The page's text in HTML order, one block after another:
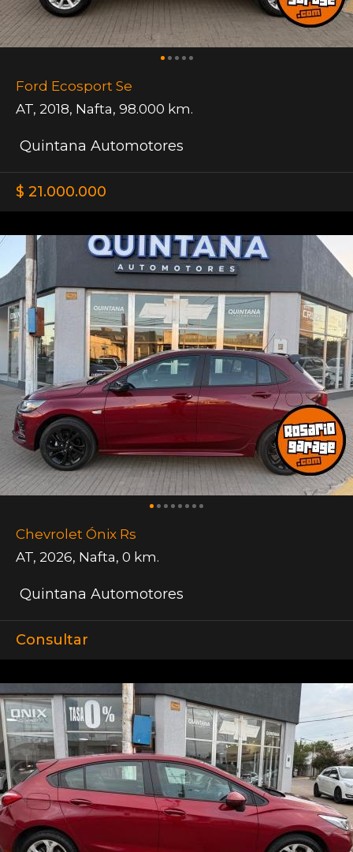
Ford Ecosport Se
AT, 2018, Nafta, 98.000 km.
Quintana Automotores
$ 21.000.000
Chevrolet Ónix Rs
AT, 2026, Nafta, 0 km.
Quintana Automotores
Consultar